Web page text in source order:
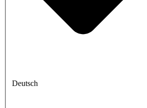
Deutsch